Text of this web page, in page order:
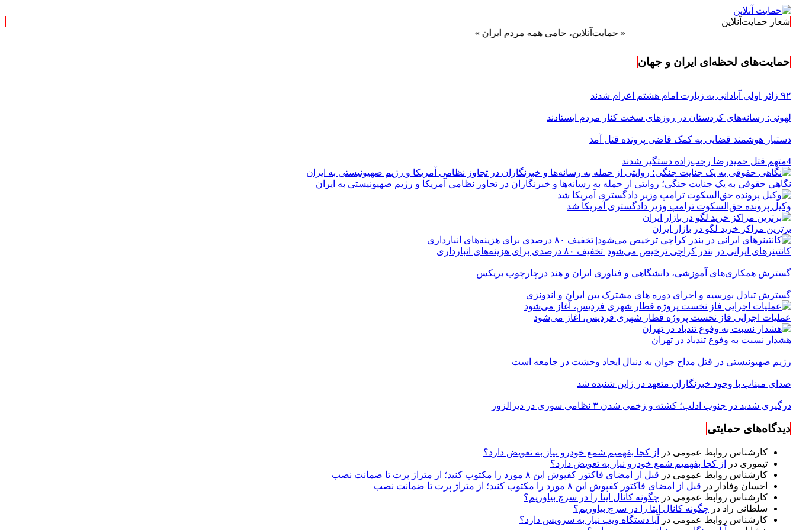
شعار حمایت‌آنلاین
« حمایت‌آنلاین، حامی همه مردم ایران »
حمایت‌های لحظه‌ای ایران و جهان
۹۲ زائر اولی آبادانی به زیارت امام هشتم اعزام شدند
لهونی: رسانه‌های کردستان در روزهای سخت کنار مردم ایستادند
دستیار هوشمند قضایی به کمک قاضی پرونده قتل آمد
4متهم قتل حمیدرضا رجب‌زاده دستگیر شدند
نگاهی حقوقی به یک جنایت جنگی؛ روایتی از حمله به رسانه‌ها و خبرنگاران در تجاوز نظامی آمریکا و رژیم صهیونیستی به ایران
وکیل پرونده حق‌السکوت ترامپ وزیر دادگستری آمریکا شد
برترین مراکز خرید لگو در بازار ایران
کانتینرهای ایرانی در بندر کراچی ترخیص می‌شود| تخفیف ۸۰ درصدی برای هزینه‌های انبارداری
گسترش همکاری‌های آموزشی، دانشگاهی و فناوری ایران و هند درچارچوب بریکس
گسترش تبادل بورسیه و اجرای دوره های مشترک بین ایران و اندونزی
عملیات اجرایی فاز نخست پروژه قطار شهری فردیس، آغاز می‌شود
هشدار نسبت به وفوع تندباد در تهران
رژیم صهیونیستی در قتل مداح جوان به دنبال ایجاد وحشت در جامعه است
صدای میناب با وجود خبرنگاران متعهد در ژاپن شنیده شد
درگیری شدید در جنوب ادلب؛ کشته و زخمی شدن ۳ نظامی سوری در دیرالزور
دیدگاه‌های حمایتی
کارشناس روابط عمومی در
از کجا بفهمیم شمع خودرو نیاز به تعویض دارد؟
تیموری در
از کجا بفهمیم شمع خودرو نیاز به تعویض دارد؟
کارشناس روابط عمومی در قبل از امضای فاکتور کفپوش این ۸ مورد را مکتوب کنید؛ از متراژ پرت تا ضمانت نصب
احسان وفادار در قبل از امضای فاکتور کفپوش این ۸ مورد را مکتوب کنید؛ از متراژ پرت تا ضمانت نصب
کارشناس روابط عمومی در چگونه کانال ایتا را در سرچ بیاوریم؟
سلطانی راد در چگونه کانال ایتا را در سرچ بیاوریم؟
کارشناس روابط عمومی در
آیا دستگاه ویپ نیاز به سرویس دارد؟